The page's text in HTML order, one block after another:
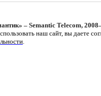
– Semantic Telecom,
наш сайт, вы даете
.